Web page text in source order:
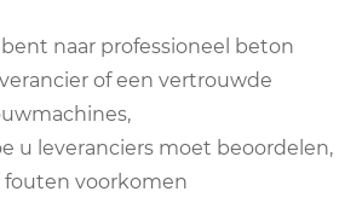
naar professioneel beton
of een vertrouwde
u leveranciers moet beoordelen,
voorkomen